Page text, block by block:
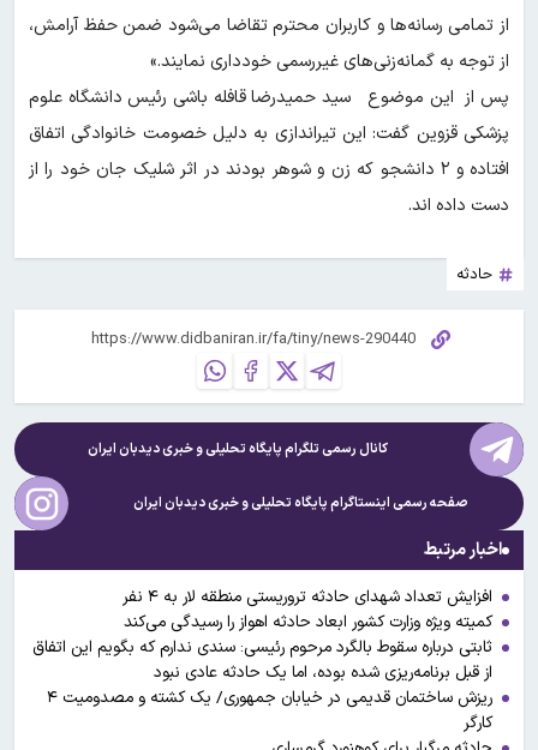
از تمامی رسانه‌ها و کاربران محترم تقاضا می‌شود ضمن حفظ آرامش،
از توجه به گمانه‌زنی‌های غیررسمی خودداری نمایند.»
پس از این موضوع سید حمیدرضا قافله باشی رئیس دانشگاه علوم
پزشکی قزوین گفت: این تیراندازی به دلیل خصومت‌ خانوادگی اتفاق
افتاده و ۲ دانشجو که زن و شوهر بودند در اثر شلیک جان خود را از
دست داده اند. ​
حادثه
کانال رسمی تلگرام پایگاه تحلیلی و خبریدیدبان ایران
صفحه رسمی اینستاگرام پایگاه تحلیلی و خبریدیدبان ایران
اخبار مرتبط
افزایش تعداد شهدای حادثه تروریستی منطقه لار به ۴ نفر
کمیته ویژه وزارت کشور ابعاد حادثه اهواز را رسیدگی می‌کند
ثابتی درباره سقوط بالگرد مرحوم رئیسی: سندی ندارم که بگویم این اتفاق
از قبل برنامه‌ریزی شده بوده، اما یک حادثه عادی نبود
ریزش ساختمان قدیمی در خیابان جمهوری/ یک کشته و مصدومیت ۴
کارگر